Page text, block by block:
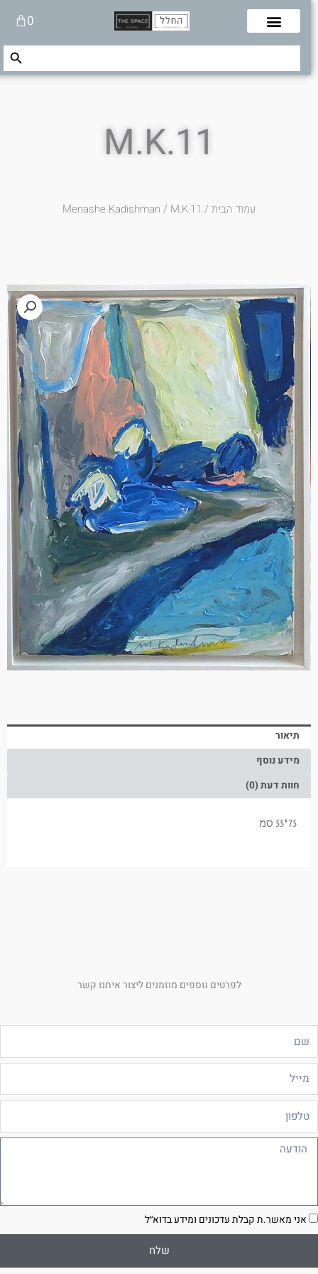
0עגלת
קניות
Search
Search Button
M.K.11
עמוד הבית/
Menashe Kadishman/ M.K.11
תיאור
מידע נוסף
חוות דעת (0)
75*55 סמ
לפרטים נוספים מוזמנים ליצור איתנו קשר
אני מאשר.ת קבלת עדכונים ומידע בדוא״ל
שלח